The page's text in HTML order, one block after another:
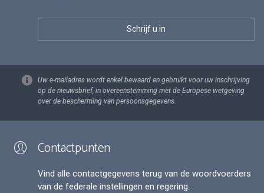
Uw e-mailadres wordt enkel bewaard en gebruikt voor uw inschrijving
op de nieuwsbrief, in overeenstemming met de Europese wetgeving
over de bescherming van persoonsgegevens.
Contactpunten
Vind alle contactgegevens terug van de woordvoerders
van de federale instellingen en regering.